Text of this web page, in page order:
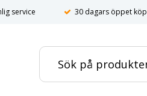
service 30 dagars öppet köp